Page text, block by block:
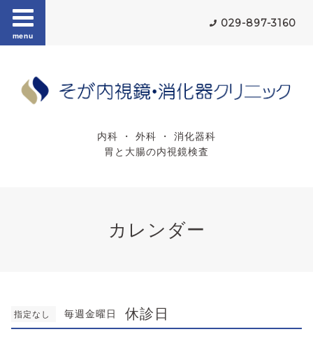
menu
029-897-3160
内科 ・ 外科 ・ 消化器科
胃と大腸の内視鏡検査
カレンダー
指定なし 毎週金曜日 休診日